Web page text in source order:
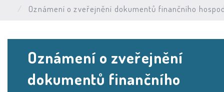
Oznámení o zveřejnění dokumentů finančního
Oznámení o zveřejnění
dokumentů finančního